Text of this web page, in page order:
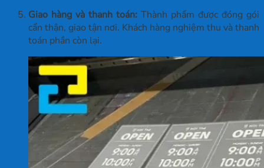
Giao hàng và thanh toán: Thành phẩm được đóng gói
cẩn thận, giao tận nơi. Khách hàng nghiệm thu và thanh
toán phần còn lại.